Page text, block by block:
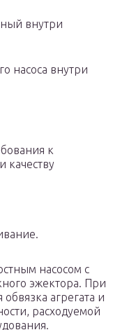
внутри
насоса внутри
к
качеству
насосом с
эжектора. При
агрегата и
расходуемой